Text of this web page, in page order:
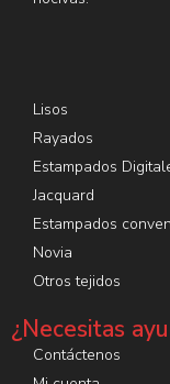
Lisos
Rayados
Estampados
Jacquard
Estampados
Novia
Otros tejidos
¿Necesitas
Contáctenos